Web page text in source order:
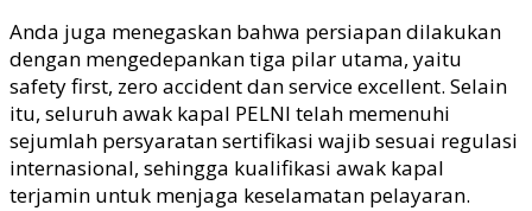
Anda juga menegaskan bahwa persiapan dilakukan
dengan mengedepankan tiga pilar utama, yaitu
safety first, zero accident dan service excellent. Selain
itu, seluruh awak kapal PELNI telah memenuhi
sejumlah persyaratan sertifikasi wajib sesuai regulasi
internasional, sehingga kualifikasi awak kapal
terjamin untuk menjaga keselamatan pelayaran.